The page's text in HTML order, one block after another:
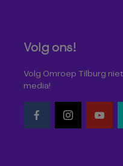
Volg ons!
Volg Omroep Tilburg
media!